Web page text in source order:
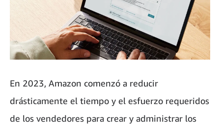
En 2023, Amazon comenzó a reducir
drásticamente el tiempo y el esfuerzo requeridos
de los vendedores para crear y administrar los